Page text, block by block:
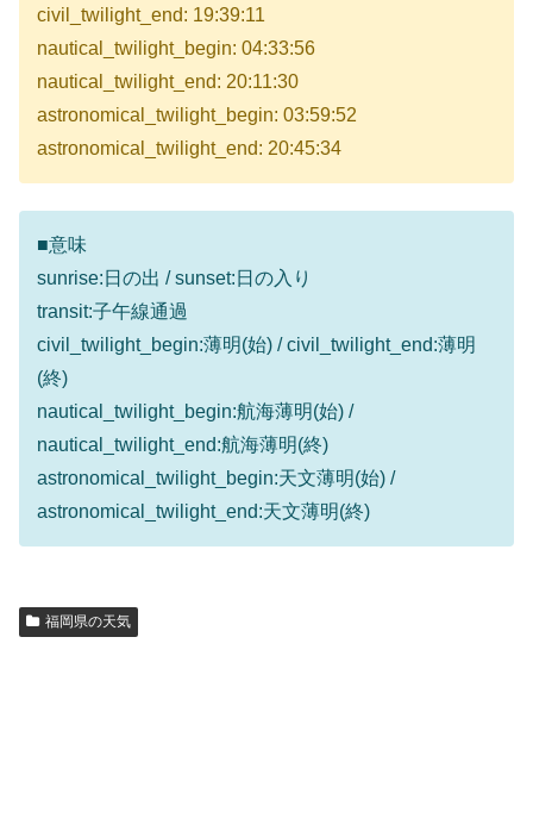
civil_twilight_end: 19:39:11
nautical_twilight_begin: 04:33:56
nautical_twilight_end: 20:11:30
astronomical_twilight_begin: 03:59:52
astronomical_twilight_end: 20:45:34
■意味
sunrise:日の出 / sunset:日の入り
transit:子午線通過
civil_twilight_begin:薄明(始) / civil_twilight_end:薄明
(終)
nautical_twilight_begin:航海薄明(始) /
nautical_twilight_end:航海薄明(終)
astronomical_twilight_begin:天文薄明(始) /
astronomical_twilight_end:天文薄明(終)
福岡県の天気